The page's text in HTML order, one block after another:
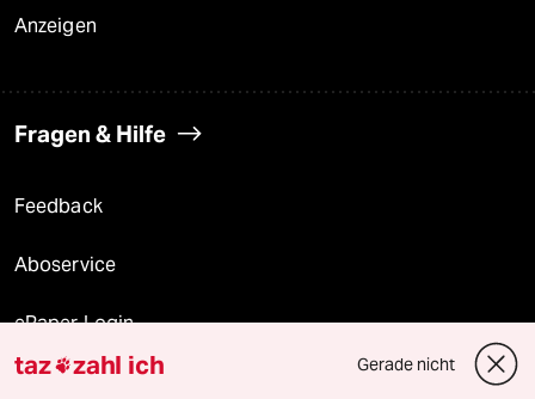
Anzeigen
Fragen & Hilfe
Feedback
Aboservice
ePaper Login
Downloads für Abonnierende
taz zahl ich Gerade nicht